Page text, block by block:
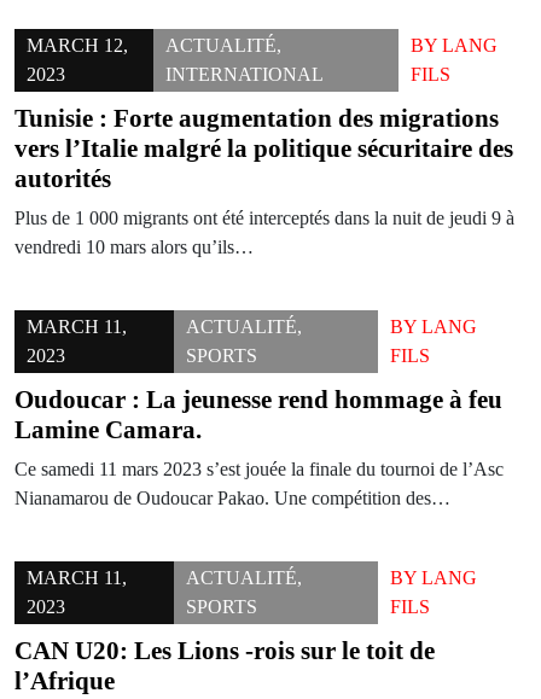
MARCH 12,
2023
ACTUALITÉ,
INTERNATIONAL
BY LANG
FILS
Tunisie : Forte augmentation des migrations
vers l’Italie malgré la politique sécuritaire des
autorités
Plus de 1 000 migrants ont été interceptés dans la nuit de jeudi 9 à
vendredi 10 mars alors qu’ils…
MARCH 11,
2023
ACTUALITÉ,
SPORTS
BYLANG
FILS
Oudoucar : La jeunesse rend hommage à feu
Lamine Camara.
Ce samedi 11 mars 2023 s’est jouée la finale du tournoi de l’Asc
Nianamarou de Oudoucar Pakao. Une compétition des…
MARCH 11,
2023
ACTUALITÉ,
SPORTS
BYLANG
FILS
CAN U20: Les Lions -rois sur le toit de
l’Afrique